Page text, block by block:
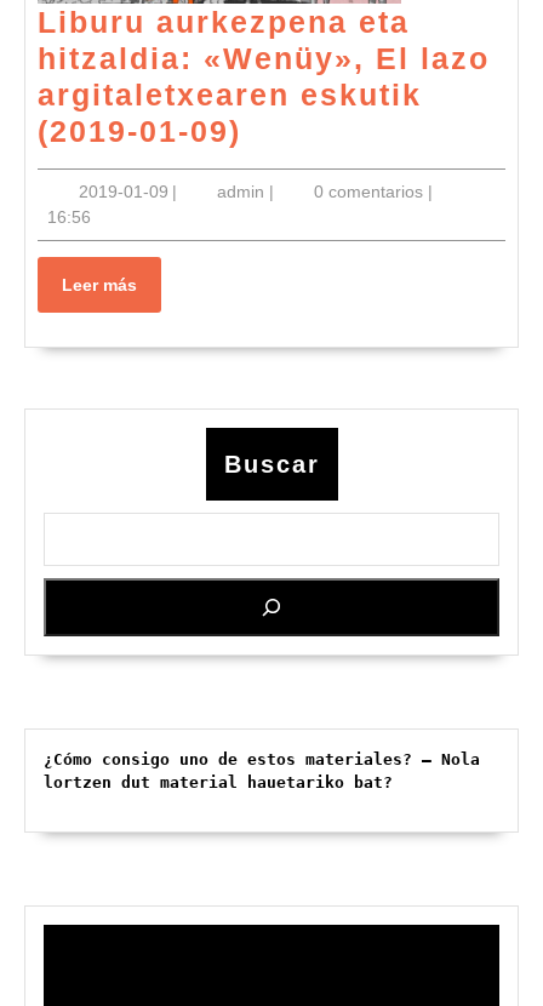
Liburu aurkezpena eta
hitzaldia: «Wenüy», El lazo
argitaletxearen eskutik
(2019-01-09)
aurkezpena
eta
hitzaldia:
lazo
eskutik
(2019-
01-
2019-01-092019-
09
| admin admin
| 0 comentarios |
16:56
Leer más
más
Buscar
¿Cómo consigo uno de estos materiales? – Nola
lortzen dut material hauetariko bat?